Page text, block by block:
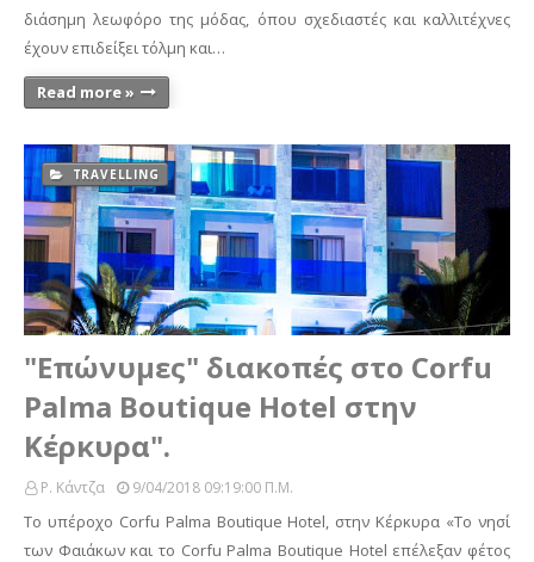
διάσημη λεωφόρο της μόδας, όπου σχεδιαστές και καλλιτέχνες
έχουν επιδείξει τόλμη και…
Read more »
TRAVELLING
"Επώνυμες" διακοπές στο Corfu
Palma Boutique Hotel στην
Κέρκυρα".
Ρ. Κάντζα 9/04/2018 09:19:00 Π.μ.
Το υπέροχο Corfu Palma Boutique Hotel, στην Κέρκυρα «Το νησί
των Φαιάκων και το Corfu Palma Boutique Hotel επέλεξαν φέτος